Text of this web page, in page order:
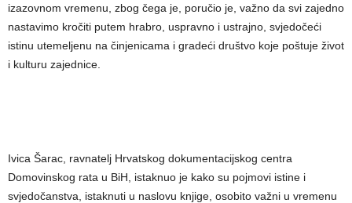
izazovnom vremenu, zbog čega je, poručio je, važno da svi zajedno
nastavimo kročiti putem hrabro, uspravno i ustrajno, svjedočeći
istinu utemeljenu na činjenicama i gradeći društvo koje poštuje život
i kulturu zajednice.
Ivica Šarac, ravnatelj Hrvatskog dokumentacijskog centra
Domovinskog rata u BiH, istaknuo je kako su pojmovi istine i
svjedočanstva, istaknuti u naslovu knjige, osobito važni u vremenu